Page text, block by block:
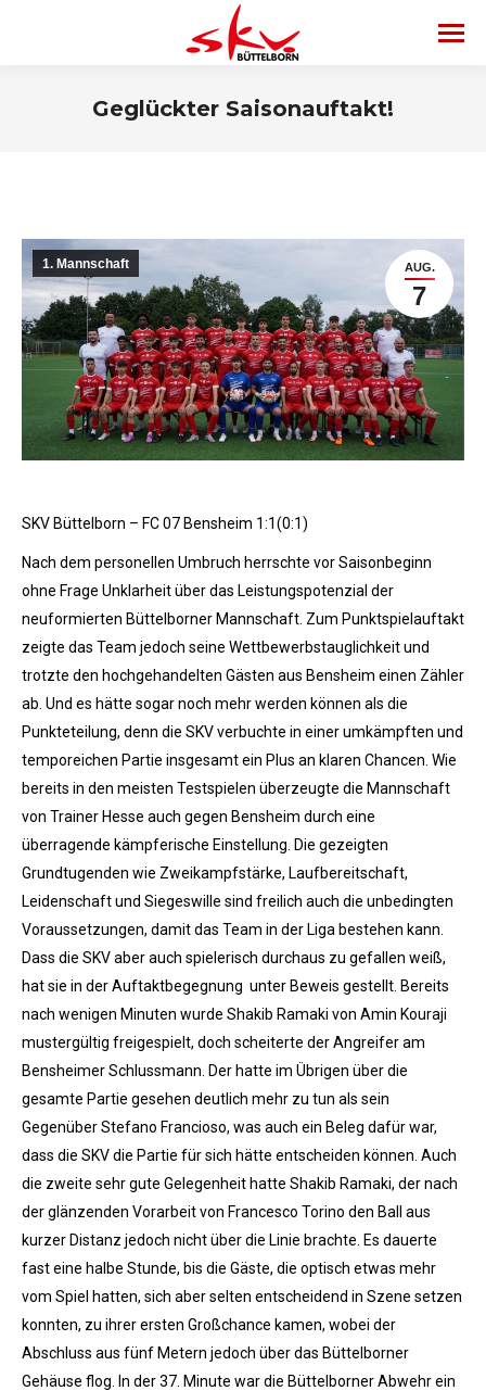
Geglückter Saisonauftakt!
AUG.
7
1. Mannschaft
SKV Büttelborn – FC 07 Bensheim 1:1(0:1)
Nach dem personellen Umbruch herrschte vor Saisonbeginn
ohne Frage Unklarheit über das Leistungspotenzial der
neuformierten Büttelborner Mannschaft. Zum Punktspielauftakt
zeigte das Team jedoch seine Wettbewerbstauglichkeit und
trotzte den hochgehandelten Gästen aus Bensheim einen Zähler
ab. Und es hätte sogar noch mehr werden können als die
Punkteteilung, denn die SKV verbuchte in einer umkämpften und
temporeichen Partie insgesamt ein Plus an klaren Chancen. Wie
bereits in den meisten Testspielen überzeugte die Mannschaft
von Trainer Hesse auch gegen Bensheim durch eine
überragende kämpferische Einstellung. Die gezeigten
Grundtugenden wie Zweikampfstärke, Laufbereitschaft,
Leidenschaft und Siegeswille sind freilich auch die unbedingten
Voraussetzungen, damit das Team in der Liga bestehen kann.
Dass die SKV aber auch spielerisch durchaus zu gefallen weiß,
hat sie in der Auftaktbegegnung unter Beweis gestellt. Bereits
nach wenigen Minuten wurde Shakib Ramaki von Amin Kouraji
mustergültig freigespielt, doch scheiterte der Angreifer am
Bensheimer Schlussmann. Der hatte im Übrigen über die
gesamte Partie gesehen deutlich mehr zu tun als sein
Gegenüber Stefano Francioso, was auch ein Beleg dafür war,
dass die SKV die Partie für sich hätte entscheiden können. Auch
die zweite sehr gute Gelegenheit hatte Shakib Ramaki, der nach
der glänzenden Vorarbeit von Francesco Torino den Ball aus
kurzer Distanz jedoch nicht über die Linie brachte. Es dauerte
fast eine halbe Stunde, bis die Gäste, die optisch etwas mehr
vom Spiel hatten, sich aber selten entscheidend in Szene setzen
konnten, zu ihrer ersten Großchance kamen, wobei der
Abschluss aus fünf Metern jedoch über das Büttelborner
Gehäuse flog. In der 37. Minute war die Büttelborner Abwehr ein